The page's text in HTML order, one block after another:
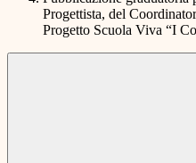
Progettista, del
Progetto Scuola Viva “I